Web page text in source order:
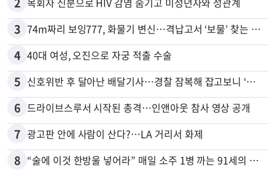
3 74m짜리 보잉777, 화물기 변신…격납고서 ‘보물’ 찾는 인천공항
4 40대 여성, 오진으로 자궁 적출 수술
5 신호위반 후 달아난 배달기사…경찰 잠복해 잡고보니 ‘반전’
6 드라이브스루서 시작된 총격…인앤아웃 참사 영상 공개
7 광고판 안에 사람이 산다?…LA 거리서 화제
8 “술에 이것 한방울 넣어라” 매일 소주 1병 까는 91세의 철칙